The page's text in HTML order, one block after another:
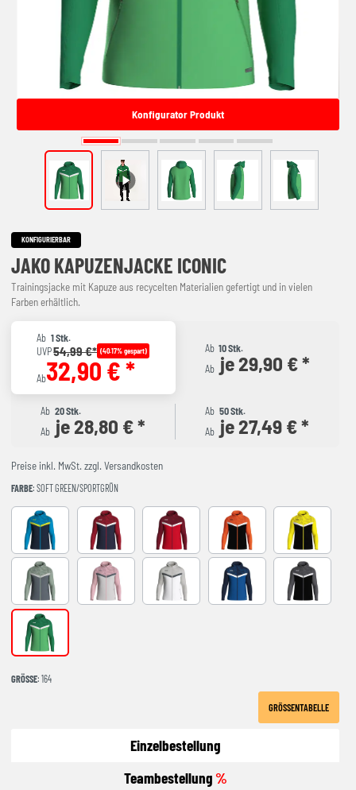
Konfigurator Produkt
KONFIGURIERBAR
JAKO KAPUZENJACKE ICONIC
Trainingsjacke mit Kapuze aus recycelten Materialien gefertigt und in vielen
Farben erhältlich.
Ab 1 Stk.
UVP54,99 €* (40.17% gespart)
Ab32,90 € *
Ab 10 Stk.
Ab je 29,90 € *
Ab 20 Stk.
Ab je 28,80 € *
Ab 50 Stk.
Ab je 27,49 € *
Preise inkl. MwSt. zzgl. Versandkosten
FARBE: SOFT GREEN/SPORTGRÜN
marine/JAKO blau/neongelb
marine/chili rot rot/weinrot schwarz/neonorangeschwarz/
anthra light/mintgrün/soft gresoft grey/dusky pink/anthra liweiß/soft grey/anthra light
royal/marine schwarz/
soft green/sportgrün
GRÖSSE : 164
GRÖSSENTABELLE
Einzelbestellung
Teambestellung%